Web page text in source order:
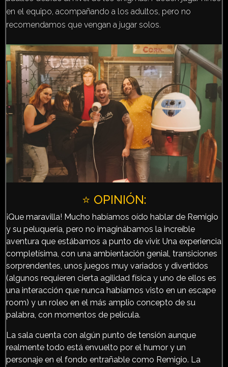
en el equipo, acompañando a los adultos, pero no
recomendamos que vengan a jugar solos.
⭐️ OPINIÓN:
¡Que maravilla! Mucho habíamos oído hablar de Remigio
y su peluquería, pero no imaginábamos la increíble
aventura que estábamos a punto de vivir. Una experiencia
completísima, con una ambientación genial, transiciones
sorprendentes, unos juegos muy variados y divertidos
(algunos requieren cierta agilidad física y uno de ellos es
una interacción que nunca habíamos visto en un escape
room) y un roleo en el más amplio concepto de su
palabra, con momentos de película.
La sala cuenta con algún punto de tensión aunque
realmente todo está envuelto por el humor y un
personaje en el fondo entrañable como Remigio. La